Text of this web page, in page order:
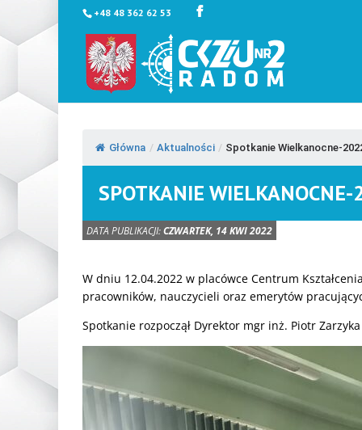
+48 48 362 62 53
Główna / Aktualności / Spotkanie Wielkanocne-
SPOTKANIE
DATA PUBLIKACJI:CZWARTEK, 14 KWI 2022
W dniu 12.04.2022 w placówce Centrum
pracowników, nauczycieli oraz emerytów
Spotkanie rozpoczął Dyrektor mgr inż. Piotr